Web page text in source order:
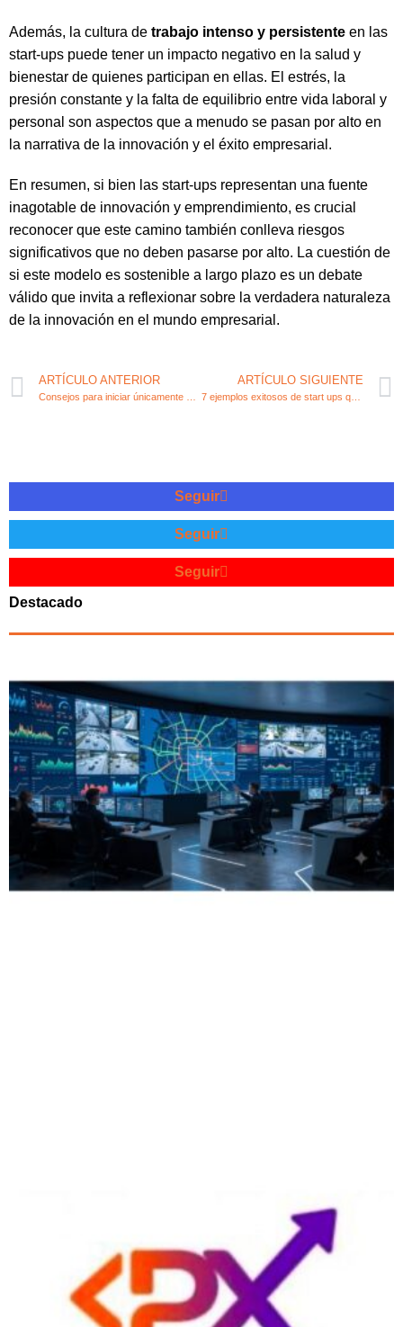
Además, la cultura de trabajo intenso y persistente en las
start-ups puede tener un impacto negativo en la salud y
bienestar de quienes participan en ellas. El estrés, la
presión constante y la falta de equilibrio entre vida laboral y
personal son aspectos que a menudo se pasan por alto en
la narrativa de la innovación y el éxito empresarial.
En resumen, si bien las start-ups representan una fuente
inagotable de innovación y emprendimiento, es crucial
reconocer que este camino también conlleva riesgos
significativos que no deben pasarse por alto. La cuestión de
si este modelo es sostenible a largo plazo es un debate
válido que invita a reflexionar sobre la verdadera naturaleza
de la innovación en el mundo empresarial.
ARTÍCULO ANTERIOR ARTÍCULO SIGUIENTE
7 ejemplos exitosos de start ups que dominan su nicho
Seguir
Seguir
Seguir
Destacado